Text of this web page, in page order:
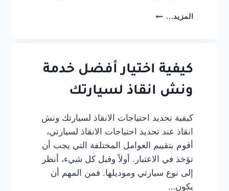
المزيد... ونش
الحر
|
وونش
متحرك
السريع
24
ساعة
كيفية اختيار أفضل خدمة
ونش انقاذ لسيارتك
كيفية تحديد احتياجات الانقاذ لسيارتك ونش
انقاذ عند تحديد احتياجات الانقاذ لسيارتي،
أقوم بتقييم العوامل المختلفة التي يجب أن
تؤخذ في الاعتبار. أولاً وقبل كل شيء، أنظر
إلى نوع سيارتي وموديلها. فمن المهم أن
يكون…